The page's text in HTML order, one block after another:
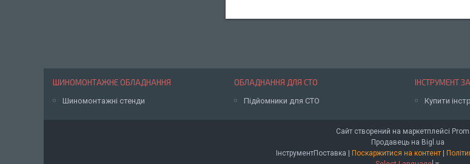
ШИНОМОНТАЖНЕ ОБЛАДНАННЯ
Шиномонтажні стенди
ОБЛАДНАННЯ ДЛЯ СТО
Підйомники для СТО
ІНСТРУМЕНТ
Купити
Сайт створений на маркетплейсі
Продавець на Bigl.ua
ІнструментПоставка | Поскаржитися на контент |